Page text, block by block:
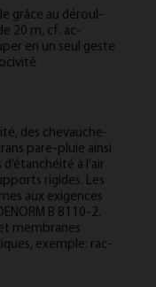
grâce au déroul­
20 m, cf. ac­
en un seul geste
des che­vauche­
pare-plu­ie ain­si
à l’air
ri­gides. Les
aux ex­i­gences
B 8110-2.
mem­branes
ex­emple: rac­